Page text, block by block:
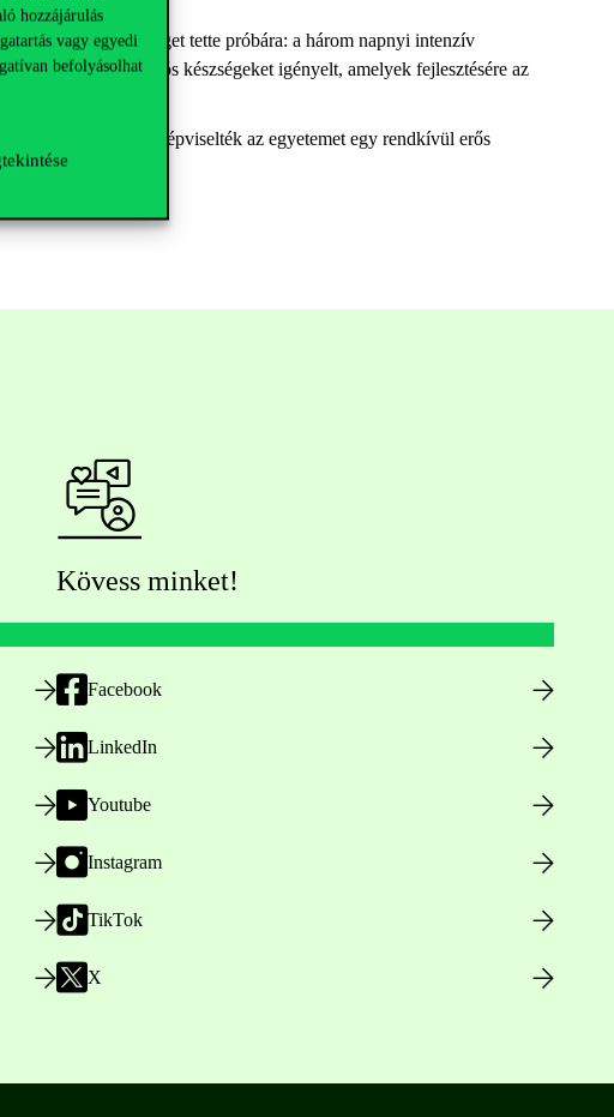
hozzájárulás
vagy egyedi
befolyásolhat
az elemzőkészséget tette próbára: a három napnyi intenzív
kommunikációs készségeket igényelt, amelyek fejlesztésére az
színvonalon képviselték az egyetemet egy rendkívül erős
Kövess minket!
Facebook
LinkedIn
Youtube
Instagram
TikTok
X